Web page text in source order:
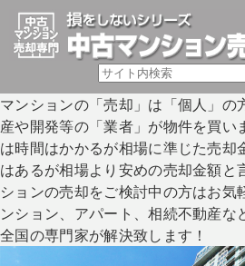
マンションの「売却」は「個人」の
産や開発等の「業者」が物件を買い
は時間はかかるが相場に準じた売却
はあるが相場より安めの売却金額と
ションの売却をご検討中の方はお気
ンション、アパート、相続不動産な
全国の専門家が解決致します！